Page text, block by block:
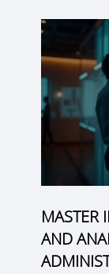
MASTER
AND